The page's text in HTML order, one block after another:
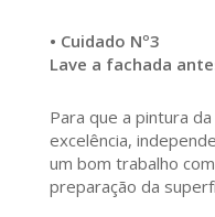
• Cuidado Nº3
Lave a fachada
Para que a pintura
excelência,
um bom trabalho
preparação da